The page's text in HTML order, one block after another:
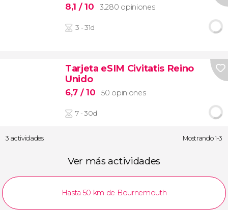
8,1 / 10 3.280 opiniones
3 - 31d
Tarjeta eSIM Civitatis Reino
Unido
6,7 / 10 50 opiniones
7 - 30d
3 actividades Mostrando 1-3
Ver más actividades
Hasta 50 km de Bournemouth